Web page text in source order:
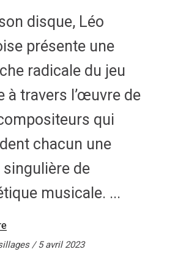
disque, Léo
présente une
radicale du jeu
à travers l’œuvre de
qui
chacun une
de
musicale.
5 avril 2023